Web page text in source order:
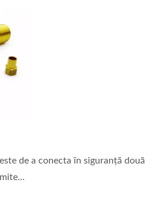
de a conecta în siguranță două